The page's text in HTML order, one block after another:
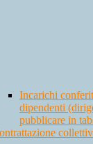
Incarichi
dipendenti
pubblicare in